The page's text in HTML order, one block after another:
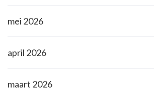
mei 2026
april 2026
maart 2026